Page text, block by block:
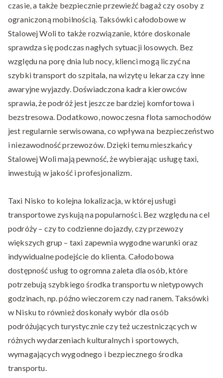
czasie, a także bezpiecznie przewieźć bagaż czy osoby z
ograniczoną mobilnością. Taksówki całodobowe w
Stalowej Woli to także rozwiązanie, które doskonale
sprawdza się podczas nagłych sytuacji losowych. Bez
względu na porę dnia lub nocy, klienci mogą liczyć na
szybki transport do szpitala, na wizytę u lekarza czy inne
awaryjne wyjazdy. Doświadczona kadra kierowców
sprawia, że podróż jest jeszcze bardziej komfortowa i
bezstresowa. Dodatkowo, nowoczesna flota samochodów
jest regularnie serwisowana, co wpływa na bezpieczeństwo
i niezawodność przewozów. Dzięki temu mieszkańcy
Stalowej Woli mają pewność, że wybierając usługę taxi,
inwestują w jakość i profesjonalizm.
Taxi Nisko to kolejna lokalizacja, w której usługi
transportowe zyskują na popularności. Bez względu na cel
podróży – czy to codzienne dojazdy, czy przewozy
większych grup – taxi zapewnia wygodne warunki oraz
indywidualne podejście do klienta. Całodobowa
dostępność usług to ogromna zaleta dla osób, które
potrzebują szybkiego środka transportu w nietypowych
godzinach, np. późno wieczorem czy nad ranem. Taksówki
w Nisku to również doskonały wybór dla osób
podróżujących turystycznie czy też uczestniczących w
różnych wydarzeniach kulturalnych i sportowych,
wymagających wygodnego i bezpiecznego środka
transportu.